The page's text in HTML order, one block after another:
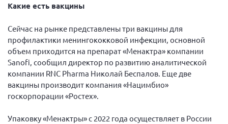
Какие есть вакцины
Сейчас на рынке представлены три вакцины для
профилактики менингококковой инфекции, основной
объем приходится на препарат «Менактра» компании
Sanofi, сообщил директор по развитию аналитической
компании RNC Pharma Николай Беспалов. Еще две
вакцины производит компания «Нацимбио»
госкорпорации «Ростех».
Упаковку «Менактры» с 2022 года осуществляет в России